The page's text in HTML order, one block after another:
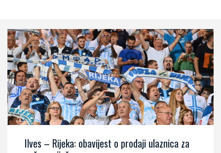
Ilves – Rijeka: obavijest o prodaji ulaznica za